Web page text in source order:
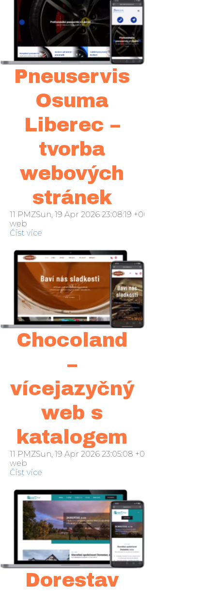
Pneuservis
Osuma
Liberec –
tvorba
webových
stránek
11 PMZSun, 19 Apr 2026 23:08:19 +000008neděle 2016
web
Číst více
Chocoland
–
vícejazyčný
web s
katalogem
11 PMZSun, 19 Apr 2026 23:05:08 +000005neděle 2016
web
Číst více
Dorestav